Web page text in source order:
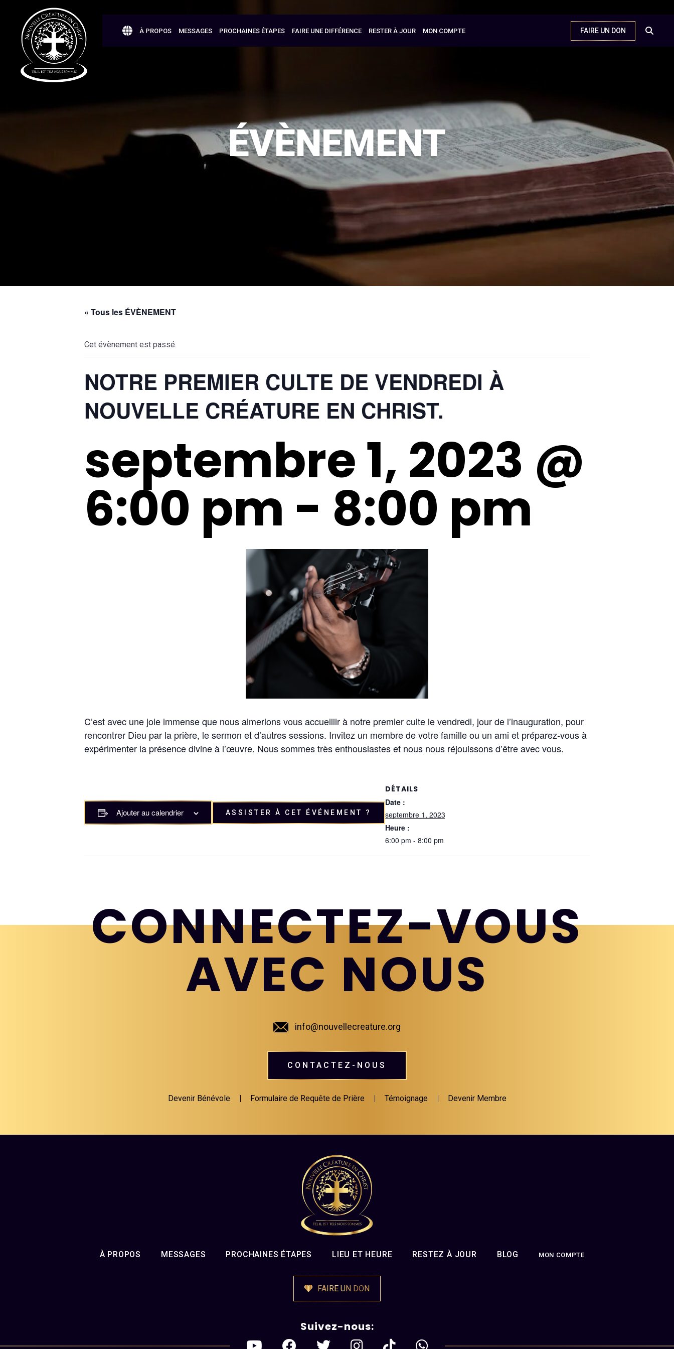
À PROPOS MESSAGES PROCHAINES ÉTAPES FAIRE UNE DIFFÉRENCE RESTER À JOUR MON COMPTE FAIRE UN DON
ÉVÈNEMENT
« Tous les ÉVÈNEMENT
Cet évènement est passé.
NOTRE PREMIER CULTE DE VENDREDI À
NOUVELLE CRÉATURE EN CHRIST.
septembre 1, 2023 @
6:00 pm - 8:00 pm
C’est avec une joie immense que nous aimerions vous accueillir à notre premier culte le vendredi, jour de l’inauguration, pour
rencontrer Dieu par la prière, le sermon et d’autres sessions. Invitez un membre de votre famille ou un ami et préparez-vous à
expérimenter la présence divine à l’œuvre. Nous sommes très enthousiastes et nous nous réjouissons d’être avec vous.
Ajouter au calendrier ASSISTER À CET ÉVÉNEMENT ?
DÉTAILS
Date :
septembre 1, 2023
Heure :
6:00 pm - 8:00 pm
CONNECTEZ-VOUS
AVEC NOUS
info@nouvellecreature.org
CONTACTEZ-NOUS
Devenir Bénévole Formulaire de Requête de Prière Témoignage Devenir Membre
À PROPOS MESSAGES PROCHAINES ÉTAPES LIEU ET HEURE RESTEZ À JOUR BLOG MON COMPTE
FAIRE UN DON
Suivez-nous: